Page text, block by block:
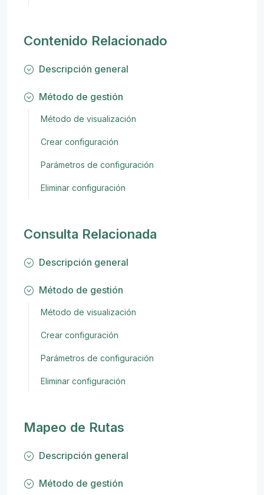
Contenido Relacionado
Descripción general
Método de gestión
Método de visualización
Crear configuración
Parámetros de configuración
Eliminar configuración
Consulta Relacionada
Descripción general
Método de gestión
Método de visualización
Crear configuración
Parámetros de configuración
Eliminar configuración
Mapeo de Rutas
Descripción general
Método de gestión